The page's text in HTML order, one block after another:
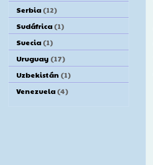
Serbia (12)
Sudáfrica (1)
Suecia (1)
Uruguay (17)
Uzbekistán (1)
Venezuela (4)